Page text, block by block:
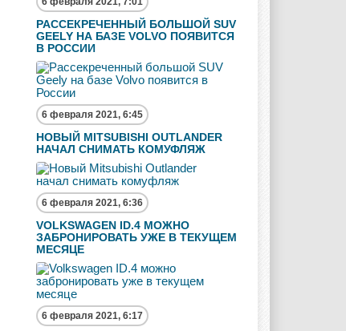
РАССЕКРЕЧЕННЫЙ БОЛЬШОЙ SUV
GEELY НА БАЗЕ VOLVO ПОЯВИТСЯ
В РОССИИ
6 февраля 2021, 6:45
НОВЫЙ MITSUBISHI OUTLANDER
НАЧАЛ СНИМАТЬ КОМУФЛЯЖ
6 февраля 2021, 6:36
VOLKSWAGEN ID.4 МОЖНО
ЗАБРОНИРОВАТЬ УЖЕ В ТЕКУЩЕМ
МЕСЯЦЕ
6 февраля 2021, 6:17